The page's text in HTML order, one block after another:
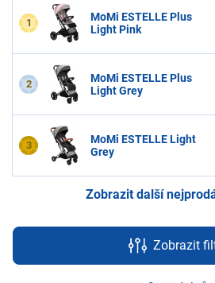
1
MoMi ESTELLE Plus
Light Pink
2
MoMi ESTELLE Plus
Light Grey
3
MoMi ESTELLE Light
Grey
Zobrazit další
Zobrazit